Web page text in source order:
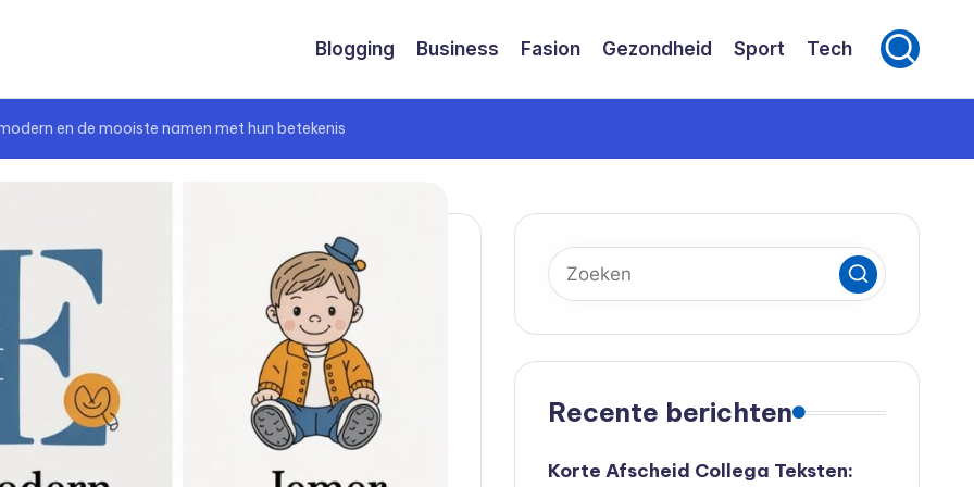
Blogging Business Fasion Gezondheid Sport Tech
en de mooiste namen met hun betekenis
Recente berichten
Korte Afscheid Collega Teksten: